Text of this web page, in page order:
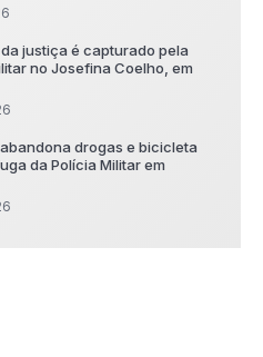
justiça é capturado pela
no Josefina Coelho, em
drogas e bicicleta
da Polícia Militar em